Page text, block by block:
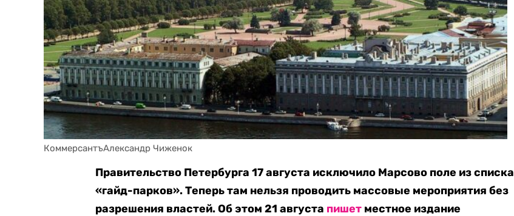
КоммерсантъАлександр Чиженок
Правительство Петербурга 17 августа исключило Марсово поле из списка
«гайд-парков». Теперь там нельзя проводить массовые мероприятия без
разрешения властей. Об этом 21 августа пишет местное издание